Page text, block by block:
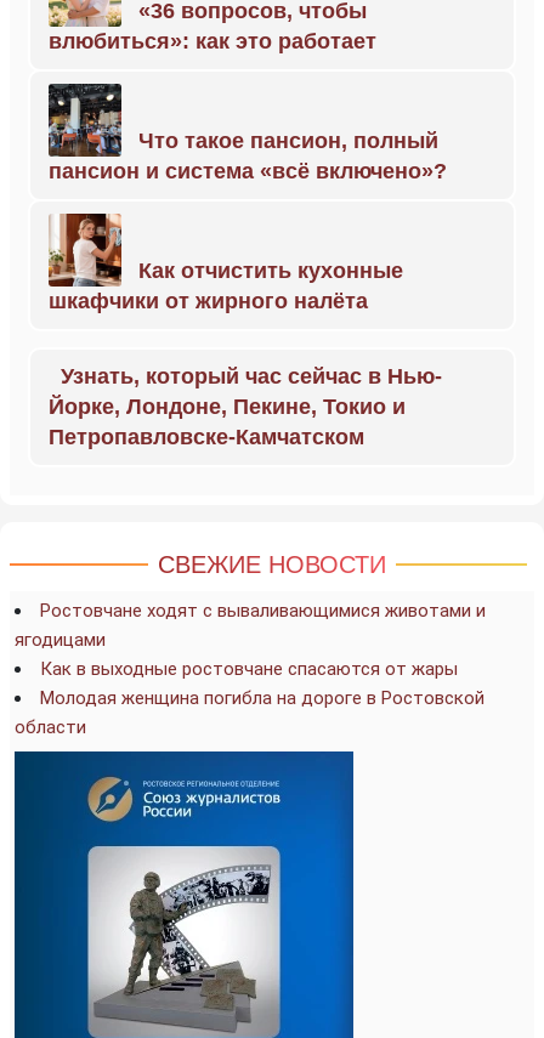
«36 вопросов, чтобы
влюбиться»: как это работает
Что такое пансион, полный
пансион и система «всё включено»?
Как отчистить кухонные
шкафчики от жирного налёта
Узнать, который час сейчас в Нью-
Йорке, Лондоне, Пекине, Токио и
Петропавловске-Камчатском
СВЕЖИЕ НОВОСТИ
Ростовчане ходят с вываливающимися животами и
ягодицами
Как в выходные ростовчане спасаются от жары
Молодая женщина погибла на дороге в Ростовской
области